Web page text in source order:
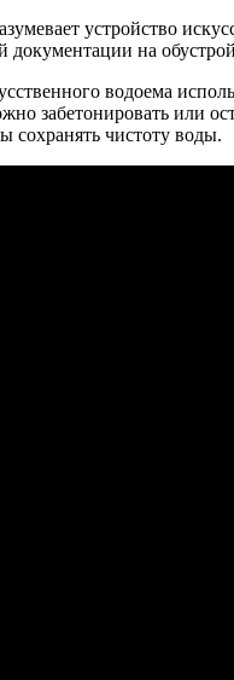
устройство
документации на
водоема
забетонировать или
сохранять чистоту воды.